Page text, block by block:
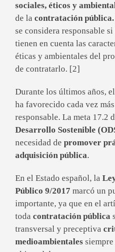
sociales, éticos y
de la contratación pública.
se considera responsable
tienen en cuenta las
éticas y ambientales del
de contratarlo. [2]
Durante los últimos años,
ha favorecido cada vez
responsable. La meta 17.2
Desarrollo Sostenible
necesidad de promover
adquisición pública.
En el Estado español, la
Público 9/2017 marcó un
importante, ya que en el
toda contratación pública
transversal y preceptiva
medioambientales